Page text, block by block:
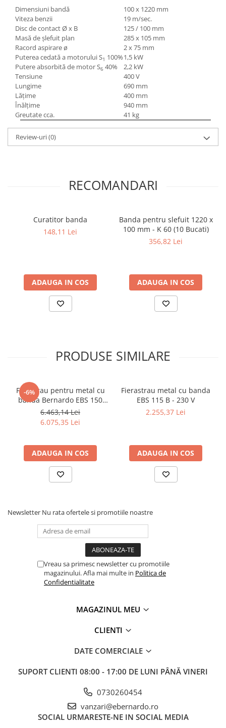
Fălcile pentru 4-bacuri DK12
Mandrine independente
Mandrină cu 3 fălci din fontă
Mandrină cu 3 fălci din otel
Mandrină cu 4 fălci din fontă
Mandrină cu 4 fălci din otel
Seturi de unelte pentru strungarie
Standuri pentru strunguri
Instrumente de prindere
Dispozitive de prindere pentru
unelte
Elemente de prindere mecanică
Mese rotative / mese inclinabile /
Instrumente de masurare
Dispozitiv de testare
Indicatoare înălțime
Indicator cadran / Baze magnetice
Micrometru de interior
Palpatoare margine
Placi de granit de suprafață
Instrumente de decupare
metalelor
Instrumente de frezat
Accesorii utilaje
Accesorii masini de gaurit si frezat
Accesorii pentru ferastraie
mecanice cu banda si disc
Accesorii pentru masini de ascutit
Accesorii pentru masini de gaurit
Accesorii pentru masini de taiat
Accesorii pentru mașini de găurit
Accesorii pentru strunguri
Accesorii generale
Accesorii masini de slefuit cutite
Accesorii pentru mașini de șlefuit
Dimensiuni bandă
100 x 1220 mm
Viteza benzii
19 m/sec.
Disc de contact Ø x B
125 / 100 mm
Masă de şlefuit plan
285 x 105 mm
Racord aspirare ø
2 x 75 mm
Puterea cedată a motorului S1 100%1,5 kW
Putere absorbită de motor S6 40%
2,2 kW
Tensiune
400 V
Lungime
690 mm
Lăţime
400 mm
Înălţime
940 mm
Greutate cca.
41 kg
Review-uri(0)
RECOMANDARI
Curatitor banda
148,11 Lei
ADAUGA IN COS
Banda pentru slefuit 1220 x
100 mm - K 60 (10 Bucati)
356,82 Lei
ADAUGA IN COS
PRODUSE SIMILARE
-6%
Ferastrau pentru metal cu
banda Bernardo EBS 150
GC
6.463,14 Lei
6.075,35 Lei
ADAUGA IN COS
Fierastrau metal cu banda
EBS 115 B - 230 V
2.255,37 Lei
ADAUGA IN COS
Newsletter Nu rata ofertele si promotiile noastre
Vreau sa primesc newsletter cu promotiile
magazinului. Afla mai multe in Politica de
Confidentialitate
MAGAZINUL MEU
CLIENTI
DATE COMERCIALE
SUPORT CLIENTI 08:00 - 17:00 DE LUNI PÂNĂ VINERI
0730260454
vanzari@ebernardo.ro
SOCIAL URMARESTE-NE IN SOCIAL MEDIA